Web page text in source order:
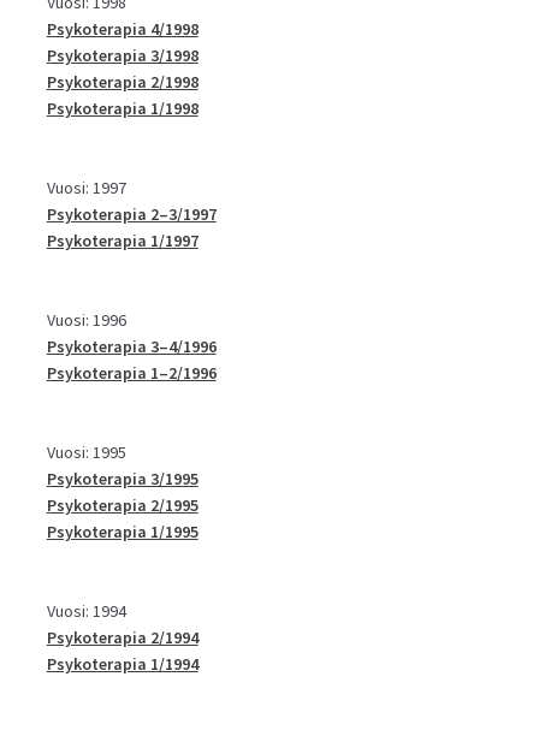
Psykoterapia 4/1998
Psykoterapia 3/1998
Psykoterapia 2/1998
Psykoterapia 1/1998
Vuosi: 1997
Psykoterapia 2–3/1997
Psykoterapia 1/1997
Vuosi: 1996
Psykoterapia 3–4/1996
Psykoterapia 1–2/1996
Vuosi: 1995
Psykoterapia 3/1995
Psykoterapia 2/1995
Psykoterapia 1/1995
Vuosi: 1994
Psykoterapia 2/1994
Psykoterapia 1/1994